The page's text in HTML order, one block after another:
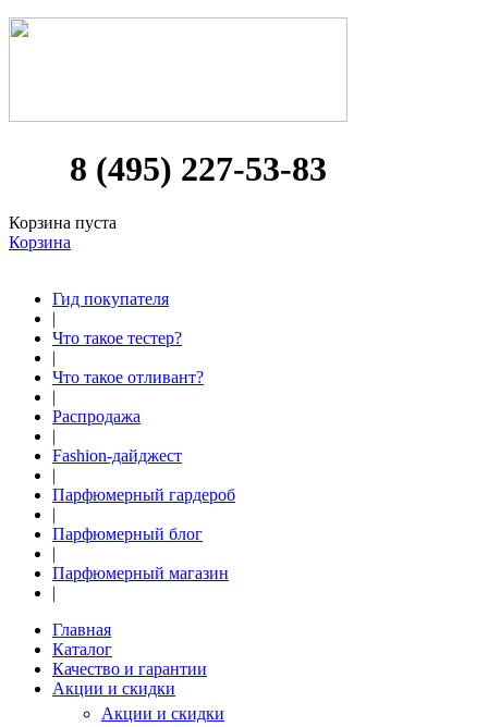
8 (495) 227-53-83
Корзина пуста
Корзина
Гид покупателя
|
Что такое тестер?
|
Что такое отливант?
|
Распродажа
|
Fashion-дайджест
|
Парфюмерный гардероб
|
Парфюмерный блог
|
Парфюмерный магазин
|
Главная
Каталог
Качество и гарантии
Акции и скидки
Акции и скидки